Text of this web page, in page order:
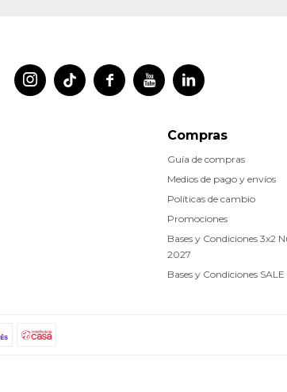
 
 
Compras
Guía de compras
Medios de pago y envíos
Políticas de cambio
Promociones
Bases y Condiciones 3x2
2027
Bases y Condiciones SALE